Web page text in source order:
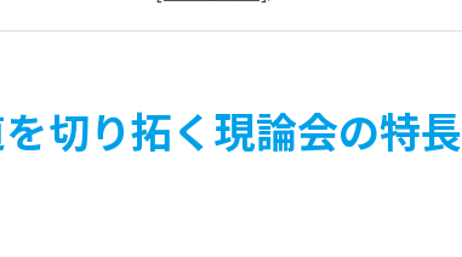
現論会の指導力が生徒を支える
田無町で選ばれる理由とは
びで差がつく！現論会田無校の大学受験攻略法
切り拓く現論会の特長